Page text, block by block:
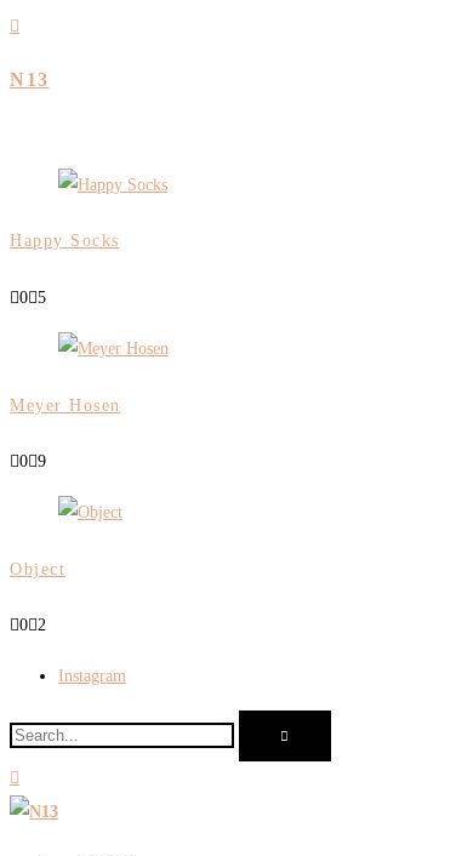
N13
Happy Socks
0 5
Meyer Hosen
0 9
Object
0 2
Instagram